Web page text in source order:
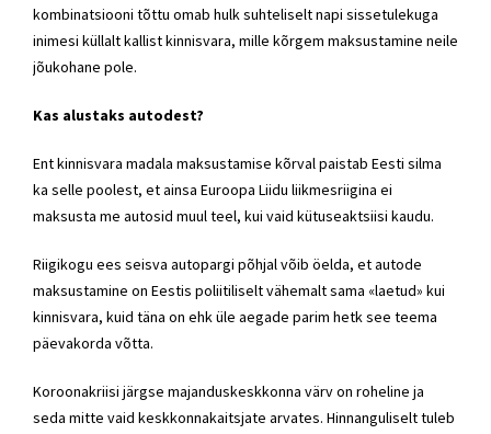
kombinatsiooni tõttu omab hulk suhteliselt napi sissetulekuga
inimesi küllalt kallist kinnisvara, mille kõrgem maksustamine neile
jõukohane pole.
Kas alustaks autodest?
Ent kinnisvara madala maksustamise kõrval paistab Eesti silma
ka selle poolest, et ainsa Euroopa Liidu liikmesriigina ei
maksusta me autosid muul teel, kui vaid kütuseaktsiisi kaudu.
Riigikogu ees seisva autopargi põhjal võib öelda, et autode
maksustamine on Eestis poliitiliselt vähemalt sama «laetud» kui
kinnisvara, kuid täna on ehk üle aegade parim hetk see teema
päevakorda võtta.
Koroonakriisi järgse majanduskeskkonna värv on roheline ja
seda mitte vaid keskkonnakaitsjate arvates. Hinnanguliselt tuleb